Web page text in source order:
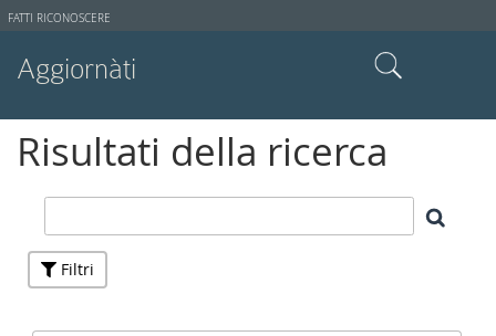
Strumenti
FATTI RICONOSCERE
Aggiornàti
Ricerca avanzata…
Risultati della ricerca
Filtri